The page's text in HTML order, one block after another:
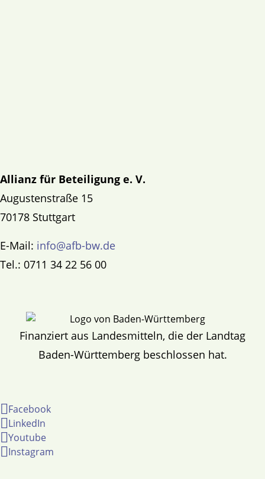
Allianz für Beteiligung e. V.
Augustenstraße 15
70178 Stuttgart
E-Mail: info@afb-bw.de
Tel.: 0711 34 22 56 00
Finanziert aus Landesmitteln, die der Landtag
Baden-Württemberg beschlossen hat.
Facebook
LinkedIn
Youtube
Instagram